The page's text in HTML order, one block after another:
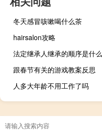
冬天感冒咳嗽喝什么茶
hairsalon攻略
法定继承人继承的顺序是什么
跟春节有关的游戏教案反思
人多大年龄不用工作了吗